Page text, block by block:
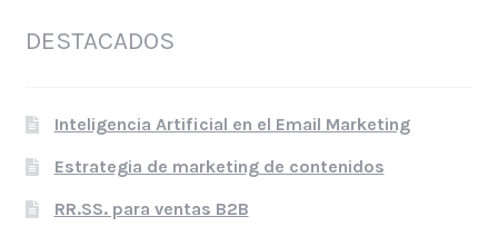
DESTACADOS
Inteligencia Artificial en el Email Marketing
Estrategia de marketing de contenidos
RR.SS. para ventas B2B